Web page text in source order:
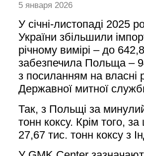
5 января 2026
У січні-листопаді 2025
України збільшили
річному вимірі – до
забезпечила Польща –
з посиланням на власні
Державної митної
Так, з Польщі за
тонн коксу. Крім того,
27,67 тис. тонн коксу з